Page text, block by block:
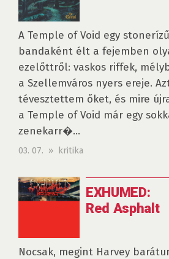
A Temple of Void egy
bandaként élt a fejemben
ezelőttről: vaskos riffek,
a Szellemváros nyers ereje.
tévesztettem őket, és mire
a Temple of Void már egy
zenekarr�...
03. 07. » kritika
EXHUMED:
Red Asphalt
Nocsak, megint Harvey